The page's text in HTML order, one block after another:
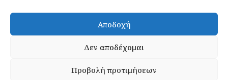
Αποδοχή
Δεν αποδέχομαι
Προβολή προτιμήσεων
ΕΓΓΡΑΦΉ
Έχω διαβάσει και δέχομαι τηνπολιτική απορρήτου